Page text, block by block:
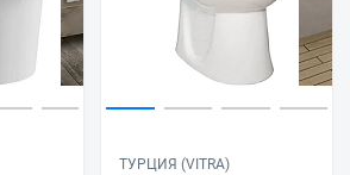
ТУРЦИЯ (VITRA)